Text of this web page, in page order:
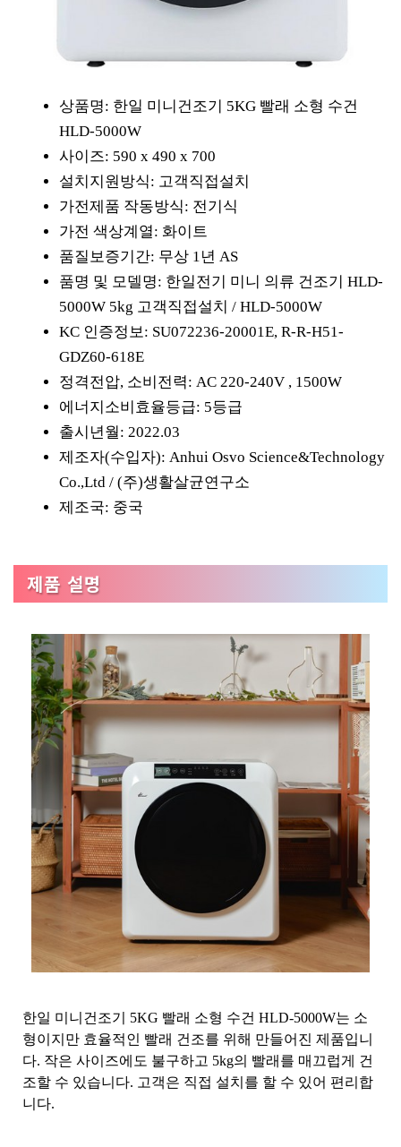
상품명: 한일 미니건조기 5KG 빨래 소형 수건
HLD-5000W
사이즈: 590 x 490 x 700
설치지원방식: 고객직접설치
가전제품 작동방식: 전기식
가전 색상계열: 화이트
품질보증기간: 무상 1년 AS
품명 및 모델명: 한일전기 미니 의류 건조기 HLD-
5000W 5kg 고객직접설치 / HLD-5000W
KC 인증정보: SU072236-20001E, R-R-H51-
GDZ60-618E
정격전압, 소비전력: AC 220-240V , 1500W
에너지소비효율등급: 5등급
출시년월: 2022.03
제조자(수입자): Anhui Osvo Science&Technology
Co.,Ltd / (주)생활살균연구소
제조국: 중국
제품 설명
한일 미니건조기 5KG 빨래 소형 수건 HLD-5000W는 소
형이지만 효율적인 빨래 건조를 위해 만들어진 제품입니
다. 작은 사이즈에도 불구하고 5kg의 빨래를 매끄럽게 건
조할 수 있습니다. 고객은 직접 설치를 할 수 있어 편리합
니다.